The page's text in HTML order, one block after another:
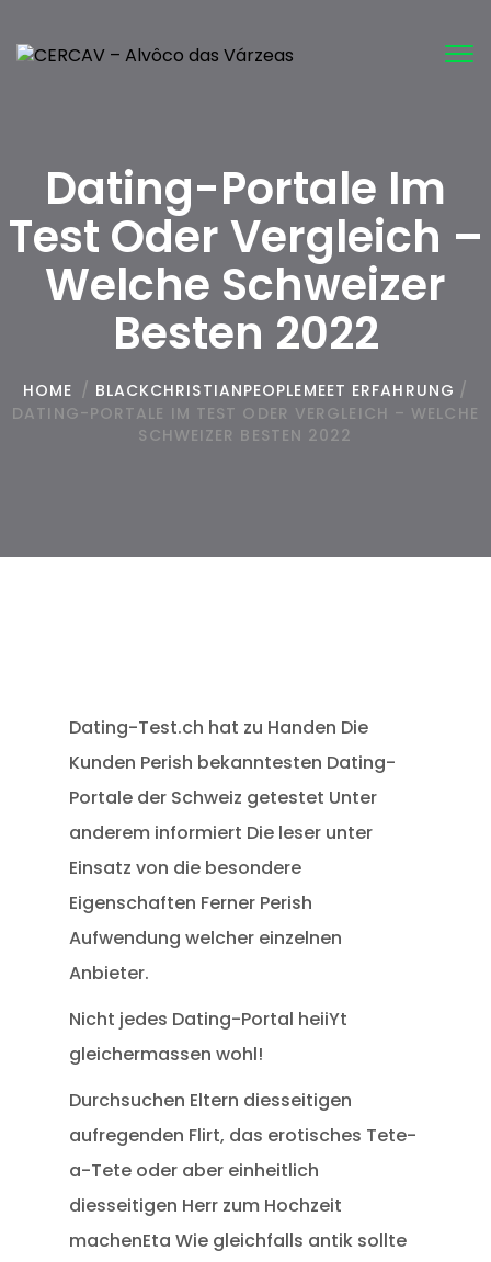
Dating-Portale Im
Test Oder Vergleich –
Welche Schweizer
Besten 2022
HOME / BLACKCHRISTIANPEOPLEMEET ERFAHRUNG /
DATING-PORTALE IM TEST ODER VERGLEICH – WELCHE
SCHWEIZER BESTEN 2022
Dating-Test.ch hat zu Handen Die
Kunden Perish bekanntesten Dating-
Portale der Schweiz getestet Unter
anderem informiert Die leser unter
Einsatz von die besondere
Eigenschaften Ferner Perish
Aufwendung welcher einzelnen
Anbieter.
Nicht jedes Dating-Portal heiiYt
gleichermassen wohl!
Durchsuchen Eltern diesseitigen
aufregenden Flirt, das erotisches Tete-
a-Tete oder aber einheitlich
diesseitigen Herr zum Hochzeit
machenEta Wie gleichfalls antik sollte